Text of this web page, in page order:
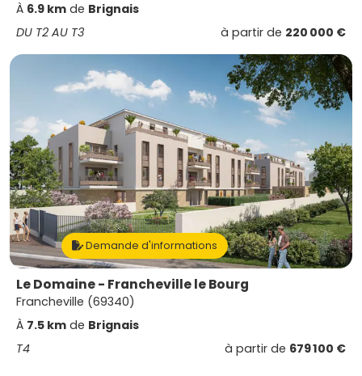
À 6.9 km de Brignais
DU T2 AU T3
à partir de 220 000 €
Demande d'informations
Le Domaine - Francheville le Bourg
Francheville (69340)
À 7.5 km de Brignais
T4
à partir de 679 100 €